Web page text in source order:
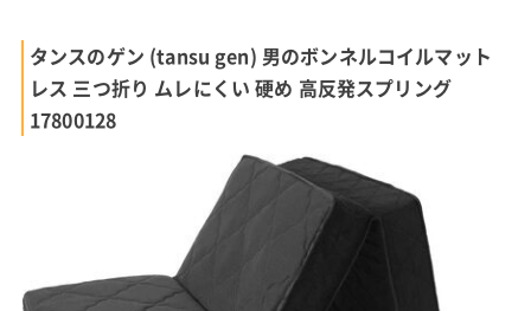
タンスのゲン (tansu gen) 男のボンネルコイルマット
レス 三つ折り ムレにくい 硬め 高反発スプリング
17800128